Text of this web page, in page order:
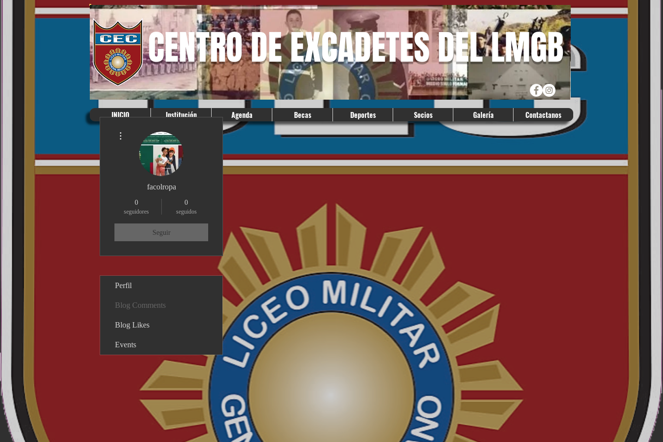
CENTRO DE EXCADETES DEL LMGB
INICIO Institución Agenda Becas Deportes Socios Galería Contactanos
facolropa
0
seguidores
0
seguidos
Seguir
Perfil
Blog Comments
Blog Likes
Events